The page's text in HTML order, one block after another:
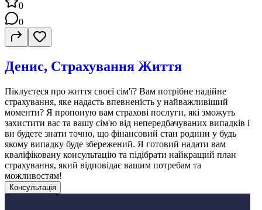
0
0
Денис, Страхування Життя
Піклуєтеся про життя своєї сім'ї? Вам потрібне надійне
страхування, яке надасть впевненість у найважливіший
моменти? Я пропоную вам страхові послуги, які зможуть
захистити вас та вашу сім'ю від непередбачуваних випадків і
ви будете знати точно, що фінансовий стан родини у будь
якому випадку буде збережений. Я готовий надати вам
кваліфіковану консультацію та підібрати найкращий план
страхування, який відповідає вашим потребам та
можливостям!
Консультація